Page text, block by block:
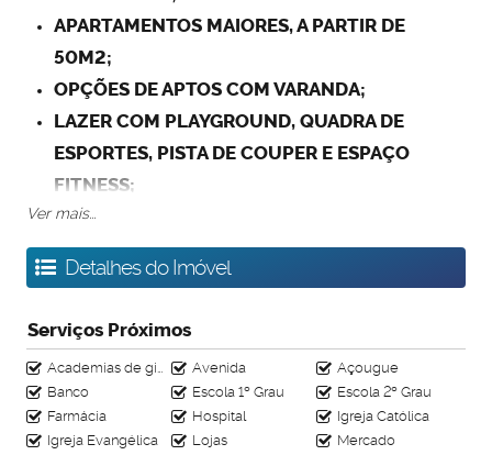
APARTAMENTOS MAIORES, A PARTIR DE
50M2;
OPÇÕES DE APTOS COM VARANDA;
LAZER COM PLAYGROUND, QUADRA DE
ESPORTES, PISTA DE COUPER E ESPAÇO
FITNESS;
ÁREA PERMEÁVEL - JARDINS;
ACABAMENTO DE PRIMEIRA, COM LAMINADO
DE MADEIRA NOS QUARTOS;
ÓTIMA LOCALIZAÇÃO, BEM PRÓXIMO AO
PARTAGE.
ESTE APÊ PODE SER FINANCIADO COM TODOS
OS BENEFÍCIOS DO PROGRAMA MINHA CASA
Ver mais...
Detalhes do Imóvel
Serviços Próximos
Academias de ginástica Avenida
Açougue
Banco
Escola 1º Grau
Escola 2º Grau
Farmácia
Hospital
Igreja Católica
Igreja Evangélica
Lojas
Mercado